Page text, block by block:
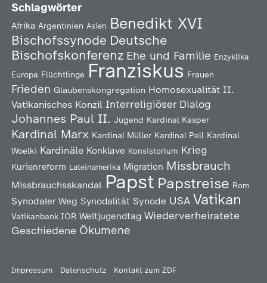
Schlagwörter
Afrika Argentinien Asien Benedikt XVI
Bischofssynode Deutsche
Bischofskonferenz Ehe und Familie Enzyklika
Europa Flüchtlinge Franziskus Frauen
Frieden Glaubenskongregation Homosexualität II.
Vatikanisches Konzil Interreligiöser Dialog
Johannes Paul II. Jugend Kardinal Kasper
Kardinal Marx Kardinal Müller Kardinal Pell Kardinal
Woelki Kardinäle Konklave Konsistorium Krieg
Kurienreform Lateinamerika Migration Missbrauch
Missbrauchsskandal Papst Papstreise Rom
Synodaler Weg Synodalität Synode USA Vatikan
Vatikanbank IOR Weltjugendtag Wiederverheiratete
Geschiedene Ökumene
Impressum Datenschutz
Kontakt zum ZDF